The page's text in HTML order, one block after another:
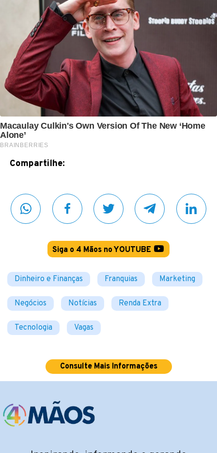
Compartilhe:
Siga o 4 Mãos no YOUTUBE
Dinheiro e Finanças Franquias Marketing
Negócios Notícias Renda Extra
Tecnologia Vagas
Consulte Mais Informações